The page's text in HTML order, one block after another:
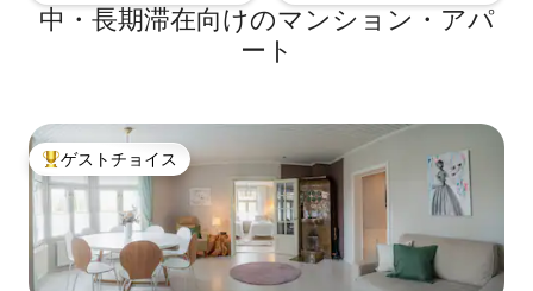
中・長期滞在向けのマンション・アパ
ート
大好評のゲストチョイスです。
ゲストチョイス